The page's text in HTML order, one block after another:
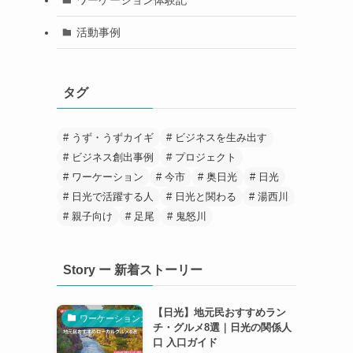
活動事例
タグ
うず・うずカイギ
ビジネスを生み出す
ビジネス創出事例
プロジェクト
ワーケーション
今市 奥日光
日光
日光で活躍する人
日光と関わる
湯西川
親子向け
足尾 鬼怒川
Story ー 新着ストーリー
ワーケーションガイド【日光】地元民おすすめラン
チ・グルメ8選｜日光の関係人
口 入口ガイド